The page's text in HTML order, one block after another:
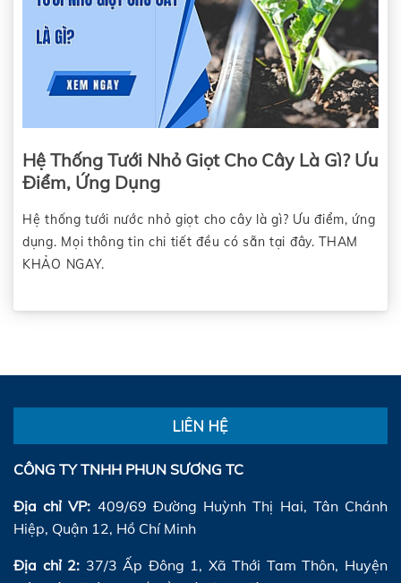
Hệ Thống Tưới Nhỏ Giọt Cho Cây Là Gì? Ưu
Điểm, Ứng Dụng
Hệ thống tưới nước nhỏ giọt cho cây là gì? Ưu điểm, ứng
dụng. Mọi thông tin chi tiết đều có sẵn tại đây. THAM
KHẢO NGAY.
LIÊN HỆ
CÔNG TY TNHH PHUN SƯƠNG TC
Địa chỉ VP: 409/69 Đường Huỳnh Thị Hai, Tân Chánh
Hiệp, Quận 12, Hồ Chí Minh
Địa chỉ 2: 37/3 Ấp Đông 1, Xã Thới Tam Thôn, Huyện